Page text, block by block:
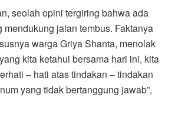
seolah opini tergiring bahwa ada
mendukung jalan tembus. Faktanya
warga Griya Shanta, menolak
kita ketahui bersama hari ini, kita
– hati atas tindakan – tindakan
yang tidak bertanggung jawab”,